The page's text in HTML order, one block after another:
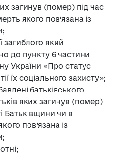
загинув (помер) під час
якого пов’язана із
загиблого який
до пункту 6 частини
України «Про статус
їх соціального захисту»;
батьківського
яких загинув (помер)
Батьківщини чи в
пов’язана із